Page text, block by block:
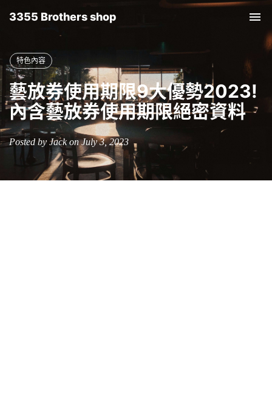
3355 Brothers shop
特色內容
藝放券使用期限9大優勢2023!
內含藝放券使用期限絕密資料
Posted by Jack on July 3, 2023